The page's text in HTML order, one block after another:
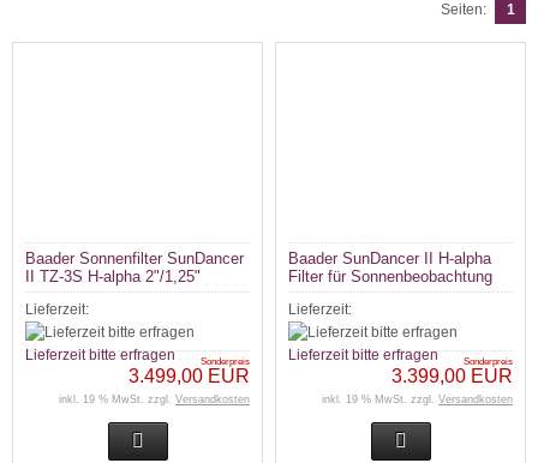
Seiten: 1
Baader Sonnenfilter SunDancer
II TZ-3S H-alpha 2"/1,25"
Lieferzeit:
Lieferzeit bitte erfragen Sonderpreis
3.499,00 EUR
inkl. 19 % MwSt. zzgl. Versandkosten
Baader SunDancer II H-alpha
Filter für Sonnenbeobachtung
Solar Spectrum
Lieferzeit:
Lieferzeit bitte erfragen Sonderpreis
3.399,00 EUR
inkl. 19 % MwSt. zzgl. Versandkosten